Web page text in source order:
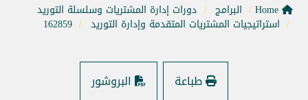
البرامج دورات إدارة المشتريات وسلسلة التوريد
استراتيجيات المشتريات المتقدمة وإدارة التوريد 162859
طباعة البروشور